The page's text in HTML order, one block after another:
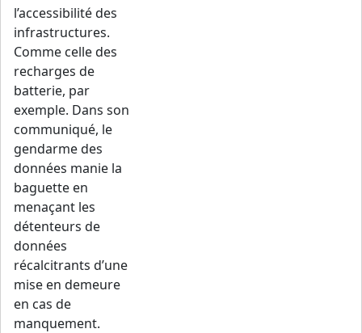
l’accessibilité des
infrastructures.
Comme celle des
recharges de
batterie, par
exemple. Dans son
communiqué, le
gendarme des
données manie la
baguette en
menaçant les
détenteurs de
données
récalcitrants d’une
mise en demeure
en cas de
manquement.